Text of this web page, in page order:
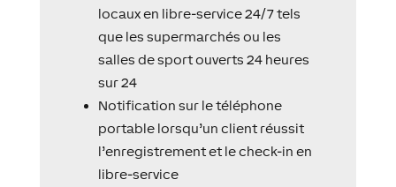
locaux en libre-service 24/7 tels
que les supermarchés ou les
salles de sport ouverts 24 heures
sur 24
Notification sur le téléphone
portable lorsqu’un client réussit
l’enregistrement et le check-in en
libre-service